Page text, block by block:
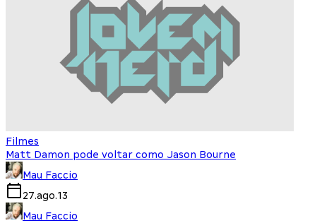
Filmes
Matt Damon pode voltar como Jason Bourne
Mau Faccio
27.ago.13
Mau Faccio